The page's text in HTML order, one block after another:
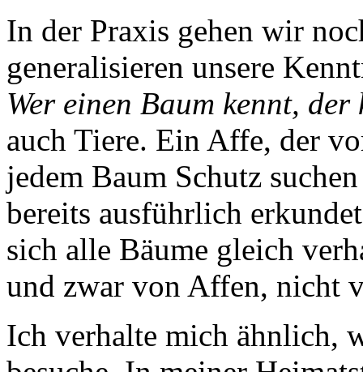
In der Praxis gehen wir
generalisieren unsere
Wer einen Baum kennt, der
auch Tiere. Ein Affe, der
jedem Baum Schutz
bereits ausführlich
sich alle Bäume gleich
und zwar von Affen, nicht
Ich verhalte mich ähnlich,